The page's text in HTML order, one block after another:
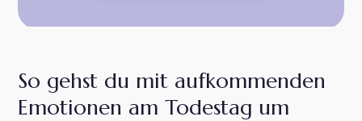
So gehst du mit aufkommenden
Emotionen am Todestag um